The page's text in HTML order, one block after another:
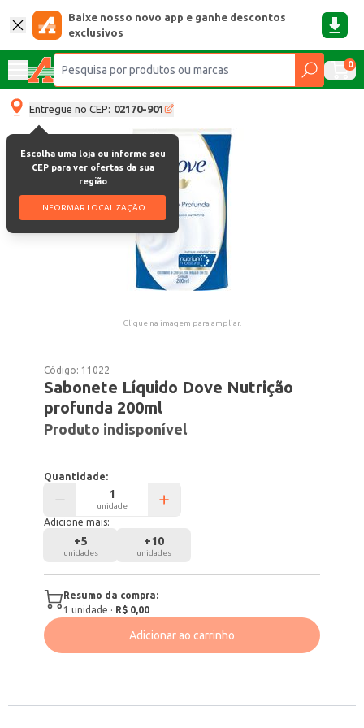
Baixe nosso novo app e ganhe descontos
exclusivos
0
Entregue no CEP: 02170-901
Escolha uma loja ou informe seu
CEP para ver ofertas da sua
região
INFORMAR LOCALIZAÇÃO
Clique na imagem para ampliar.
Código: 11022
Sabonete Líquido Dove Nutrição
profunda 200ml
Produto indisponível
Quantidade:
unidade
Adicione mais:
+5
unidades
+10
unidades
Resumo da compra:
1 unidade · R$ 0,00
Adicionar ao carrinho